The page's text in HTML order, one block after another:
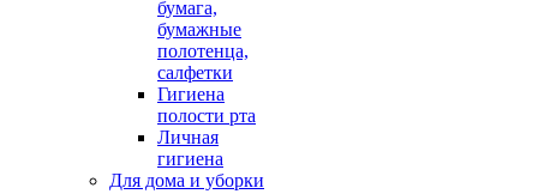
бумага,
бумажные
полотенца,
салфетки
Гигиена
полости рта
Личная
гигиена
Для дома и уборки